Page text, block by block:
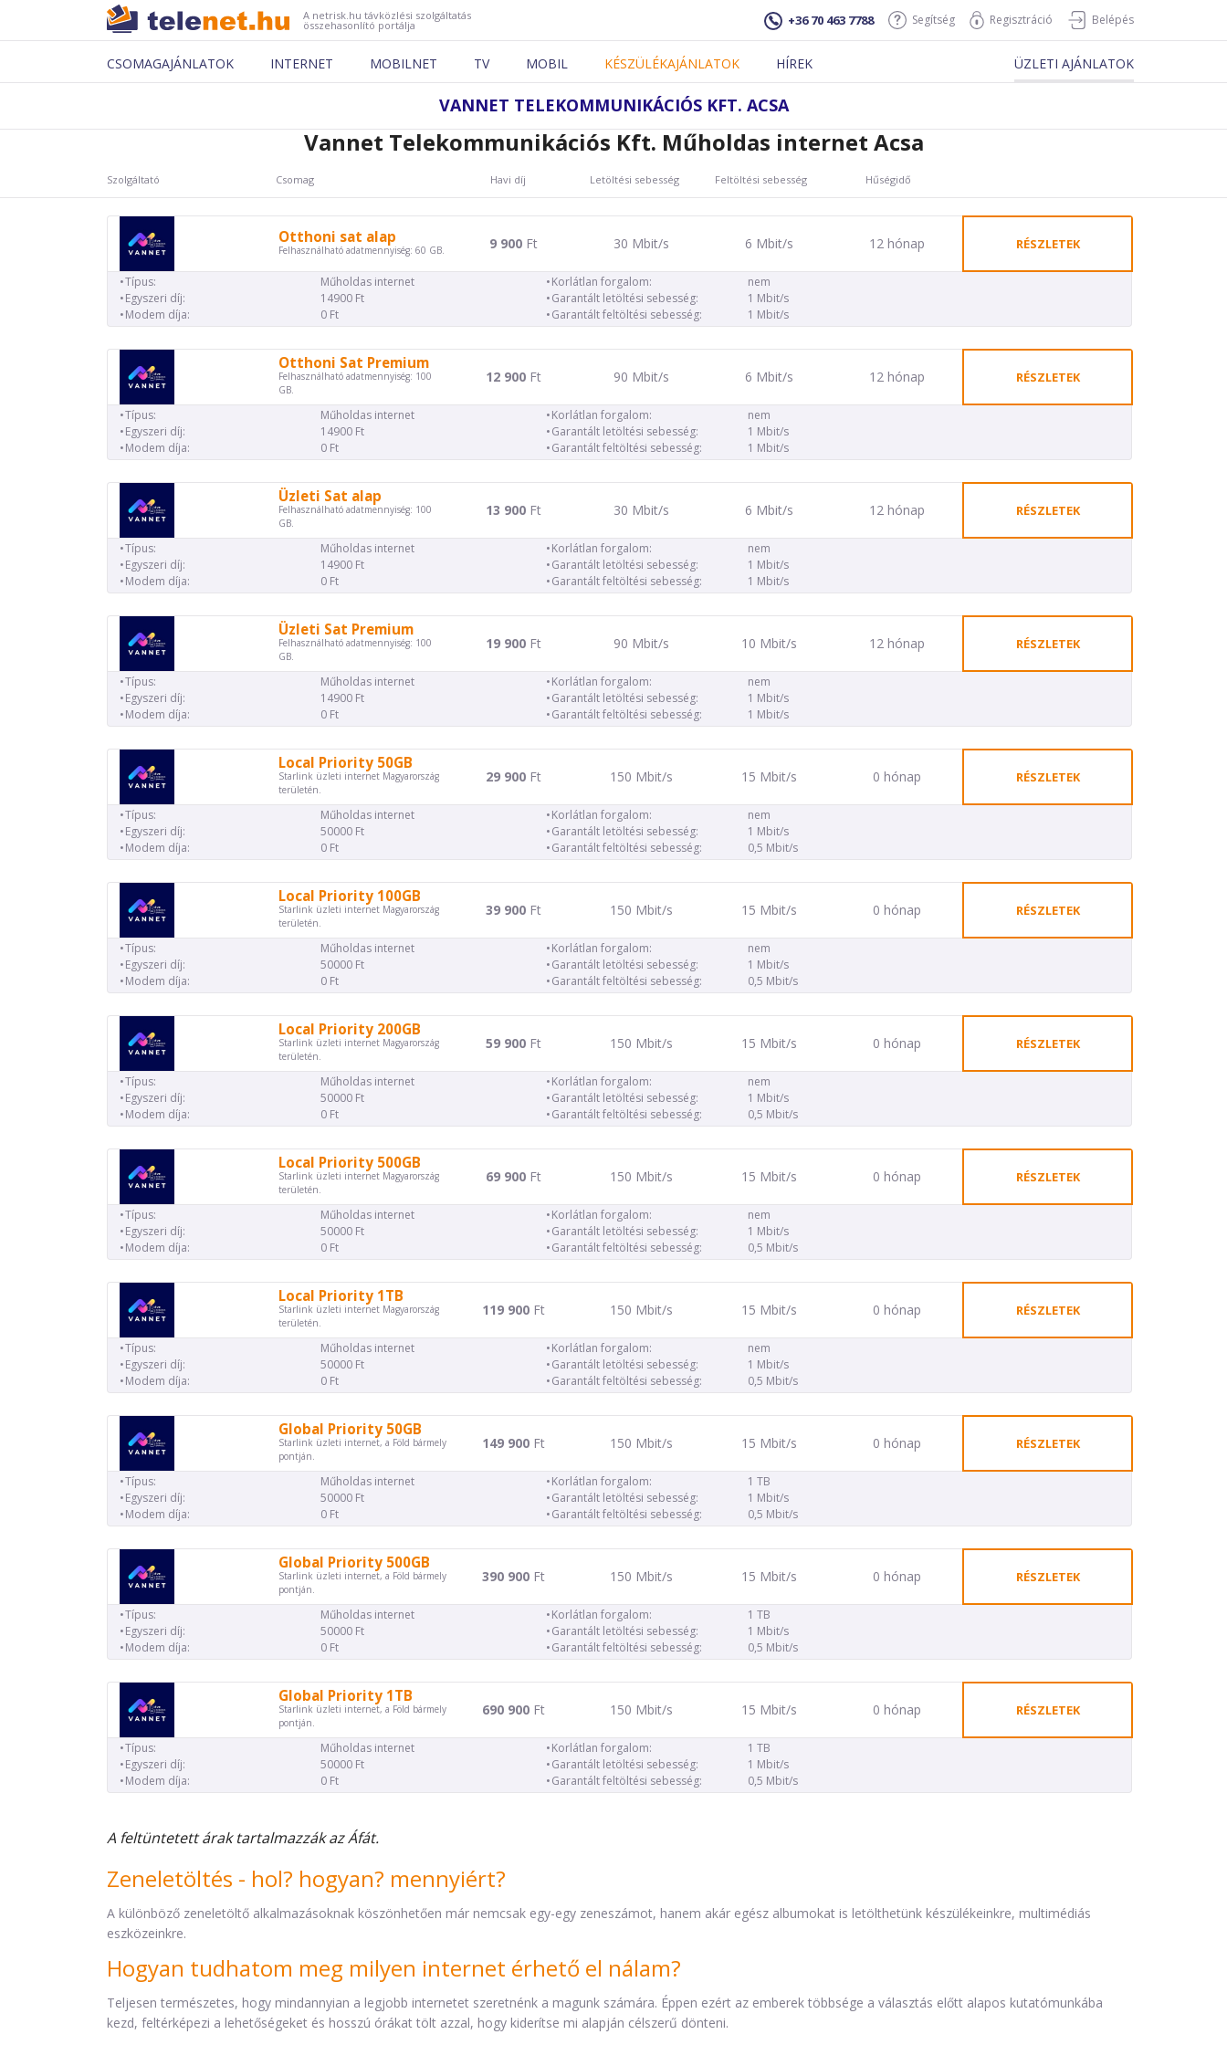
A netrisk.hu távközlési szolgáltatás
összehasonlító portálja +36 70 463 7788 Segítség Regisztráció Belépés
CSOMAGAJÁNLATOK INTERNET MOBILNET TV MOBIL KÉSZÜLÉKAJÁNLATOK HÍREK ÜZLETI AJÁNLATOK
VANNET TELEKOMMUNIKÁCIÓS KFT. ACSA
Vannet Telekommunikációs Kft. Műholdas internet Acsa
Szolgáltató Csomag Havi díj Letöltési sebesség Feltöltési sebesség Hűségidő
Otthoni sat alap
Felhasználható adatmennyiség: 60 GB. 9 900Ft 30 Mbit/s 6 Mbit/s 12 hónap RÉSZLETEK
Típus:
Műholdas internet
Egyszeri díj:
14900 Ft
Modem díja:
0 Ft
Korlátlan forgalom:
nem
Garantált letöltési sebesség:
1 Mbit/s
Garantált feltöltési sebesség:
1 Mbit/s
Otthoni Sat Premium
Felhasználható adatmennyiség: 100
GB.
12 900Ft 90 Mbit/s 6 Mbit/s 12 hónap RÉSZLETEK
Típus:
Műholdas internet
Egyszeri díj:
14900 Ft
Modem díja:
0 Ft
Korlátlan forgalom:
nem
Garantált letöltési sebesség:
1 Mbit/s
Garantált feltöltési sebesség:
1 Mbit/s
Üzleti Sat alap
Felhasználható adatmennyiség: 100
GB.
13 900Ft 30 Mbit/s 6 Mbit/s 12 hónap RÉSZLETEK
Típus:
Műholdas internet
Egyszeri díj:
14900 Ft
Modem díja:
0 Ft
Korlátlan forgalom:
nem
Garantált letöltési sebesség:
1 Mbit/s
Garantált feltöltési sebesség:
1 Mbit/s
Üzleti Sat Premium
Felhasználható adatmennyiség: 100
GB.
19 900Ft 90 Mbit/s 10 Mbit/s 12 hónap RÉSZLETEK
Típus:
Műholdas internet
Egyszeri díj:
14900 Ft
Modem díja:
0 Ft
Korlátlan forgalom:
nem
Garantált letöltési sebesség:
1 Mbit/s
Garantált feltöltési sebesség:
1 Mbit/s
Local Priority 50GB
Starlink üzleti internet Magyarország
területén.
29 900Ft 150 Mbit/s 15 Mbit/s 0 hónap RÉSZLETEK
Típus:
Műholdas internet
Egyszeri díj:
50000 Ft
Modem díja:
0 Ft
Korlátlan forgalom:
nem
Garantált letöltési sebesség:
1 Mbit/s
Garantált feltöltési sebesség:
0,5 Mbit/s
Local Priority 100GB
Starlink üzleti internet Magyarország
területén.
39 900Ft 150 Mbit/s 15 Mbit/s 0 hónap RÉSZLETEK
Típus:
Műholdas internet
Egyszeri díj:
50000 Ft
Modem díja:
0 Ft
Korlátlan forgalom:
nem
Garantált letöltési sebesség:
1 Mbit/s
Garantált feltöltési sebesség:
0,5 Mbit/s
Local Priority 200GB
Starlink üzleti internet Magyarország
területén.
59 900Ft 150 Mbit/s 15 Mbit/s 0 hónap RÉSZLETEK
Típus:
Műholdas internet
Egyszeri díj:
50000 Ft
Modem díja:
0 Ft
Korlátlan forgalom:
nem
Garantált letöltési sebesség:
1 Mbit/s
Garantált feltöltési sebesség:
0,5 Mbit/s
Local Priority 500GB
Starlink üzleti internet Magyarország
területén.
69 900Ft 150 Mbit/s 15 Mbit/s 0 hónap RÉSZLETEK
Típus:
Műholdas internet
Egyszeri díj:
50000 Ft
Modem díja:
0 Ft
Korlátlan forgalom:
nem
Garantált letöltési sebesség:
1 Mbit/s
Garantált feltöltési sebesség:
0,5 Mbit/s
Local Priority 1TB
Starlink üzleti internet Magyarország
területén.
119 900Ft 150 Mbit/s 15 Mbit/s 0 hónap RÉSZLETEK
Típus:
Műholdas internet
Egyszeri díj:
50000 Ft
Modem díja:
0 Ft
Korlátlan forgalom:
nem
Garantált letöltési sebesség:
1 Mbit/s
Garantált feltöltési sebesség:
0,5 Mbit/s
Global Priority 50GB
Starlink üzleti internet, a Föld bármely
pontján.
149 900Ft 150 Mbit/s 15 Mbit/s 0 hónap RÉSZLETEK
Típus:
Műholdas internet
Egyszeri díj:
50000 Ft
Modem díja:
0 Ft
Korlátlan forgalom:
1 TB
Garantált letöltési sebesség:
1 Mbit/s
Garantált feltöltési sebesség:
0,5 Mbit/s
Global Priority 500GB
Starlink üzleti internet, a Föld bármely
pontján.
390 900Ft 150 Mbit/s 15 Mbit/s 0 hónap RÉSZLETEK
Típus:
Műholdas internet
Egyszeri díj:
50000 Ft
Modem díja:
0 Ft
Korlátlan forgalom:
1 TB
Garantált letöltési sebesség:
1 Mbit/s
Garantált feltöltési sebesség:
0,5 Mbit/s
Global Priority 1TB
Starlink üzleti internet, a Föld bármely
pontján.
690 900Ft 150 Mbit/s 15 Mbit/s 0 hónap RÉSZLETEK
Típus:
Műholdas internet
Egyszeri díj:
50000 Ft
Modem díja:
0 Ft
Korlátlan forgalom:
1 TB
Garantált letöltési sebesség:
1 Mbit/s
Garantált feltöltési sebesség:
0,5 Mbit/s
A feltüntetett árak tartalmazzák az Áfát.
Zeneletöltés - hol? hogyan? mennyiért?
A különböző zeneletöltő alkalmazásoknak köszönhetően már nemcsak egy-egy zeneszámot, hanem akár egész albumokat is letölthetünk készülékeinkre, multimédiás
eszközeinkre.
Hogyan tudhatom meg milyen internet érhető el nálam?
Teljesen természetes, hogy mindannyian a legjobb internetet szeretnénk a magunk számára. Éppen ezért az emberek többsége a választás előtt alapos kutatómunkába
kezd, feltérképezi a lehetőségeket és hosszú órákat tölt azzal, hogy kiderítse mi alapján célszerű dönteni.